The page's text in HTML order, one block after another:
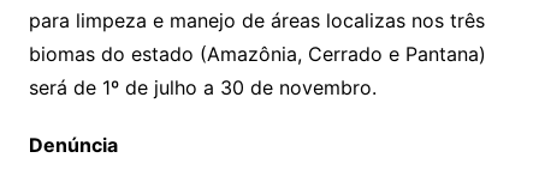
para limpeza e manejo de áreas localizas nos três
biomas do estado (Amazônia, Cerrado e Pantana)
será de 1º de julho a 30 de novembro.
Denúncia